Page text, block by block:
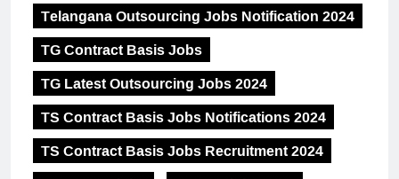
Telangana Outsourcing Jobs Notification 2024
TG Contract Basis Jobs
TG Latest Outsourcing Jobs 2024
TS Contract Basis Jobs Notifications 2024
TS Contract Basis Jobs Recruitment 2024